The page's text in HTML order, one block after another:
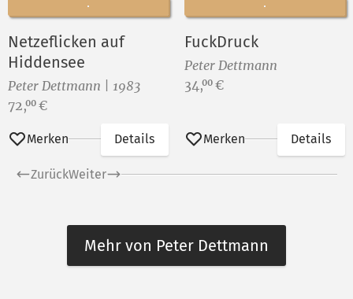
Netzeflicken auf
Hiddensee
Peter Dettmann | 1983
Preis:
72,00 €
Merken Details
FuckDruck
Peter Dettmann
Preis:
34,00 €
Merken Details
ZurückWeiter
Mehr von Peter Dettmann